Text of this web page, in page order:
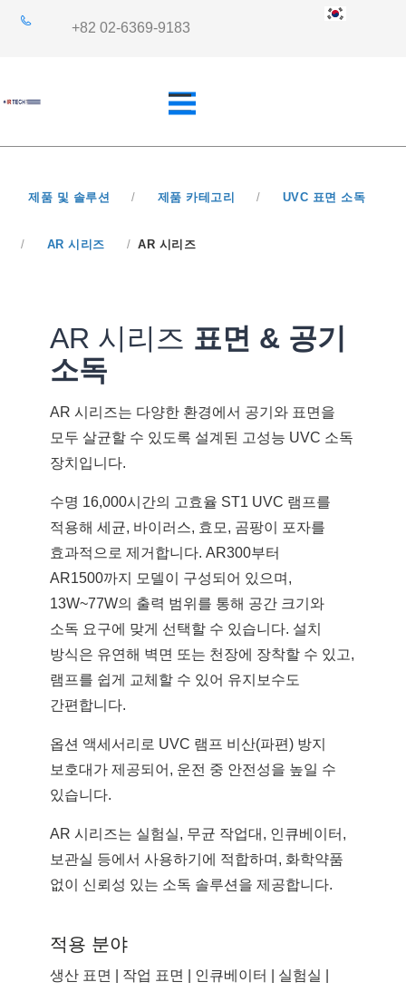
+82 02-6369-9183
쿼츠사양
품질관리
다운로드
도움이 필요하십니까? 연락처 :
Phone: +82 02-6369-9183
이메일: Ljh0302@gmail.com
응용 분야
제품
Phone: +82 02-6369-9183
이메일: Ljh0302@gmail.com
제품 및 솔루션 / 제품 카테고리 / UVC 표면 소독
/ AR 시리즈 / AR 시리즈
AR 시리즈 표면 & 공기
소독
AR 시리즈는 다양한 환경에서 공기와 표면을
모두 살균할 수 있도록 설계된 고성능 UVC 소독
장치입니다.
수명 16,000시간의 고효율 ST1 UVC 램프를
적용해 세균, 바이러스, 효모, 곰팡이 포자를
효과적으로 제거합니다. AR300부터
AR1500까지 모델이 구성되어 있으며,
13W~77W의 출력 범위를 통해 공간 크기와
소독 요구에 맞게 선택할 수 있습니다. 설치
방식은 유연해 벽면 또는 천장에 장착할 수 있고,
램프를 쉽게 교체할 수 있어 유지보수도
간편합니다.
옵션 액세서리로 UVC 램프 비산(파편) 방지
보호대가 제공되어, 운전 중 안전성을 높일 수
있습니다.
AR 시리즈는 실험실, 무균 작업대, 인큐베이터,
보관실 등에서 사용하기에 적합하며, 화학약품
없이 신뢰성 있는 소독 솔루션을 제공합니다.
적용 분야
생산 표면 | 작업 표면 | 인큐베이터 | 실험실 |